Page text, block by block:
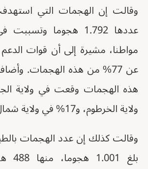
وقالت إن الهجمات التي
مواطنا، مشيرة إلى أن قوات
ولاية الخرطوم، و17% في ولاية شمال دارفور.
وقالت كذلك إن عدد الهجمات